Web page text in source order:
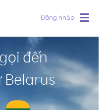
Đăng nhập
đến